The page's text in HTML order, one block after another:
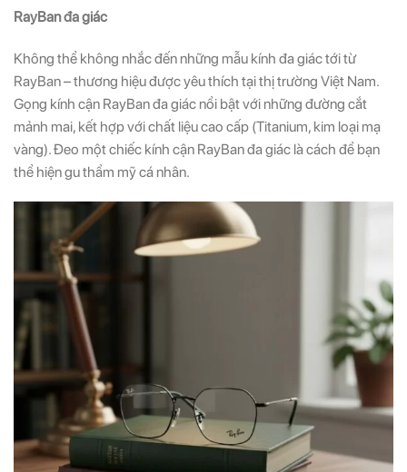
RayBan đa giác
Không thể không nhắc đến những mẫu kính đa giác tới từ
RayBan – thương hiệu được yêu thích tại thị trường Việt Nam.
Gọng kính cận RayBan đa giác nổi bật với những đường cắt
mảnh mai, kết hợp với chất liệu cao cấp (Titanium, kim loại mạ
vàng). Đeo một chiếc kính cận RayBan đa giác là cách để bạn
thể hiện gu thẩm mỹ cá nhân.